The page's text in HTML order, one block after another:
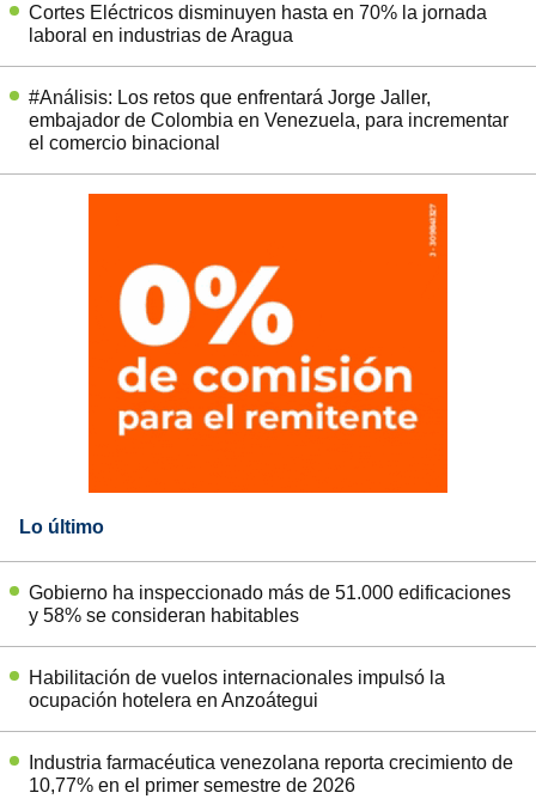
Cortes Eléctricos disminuyen hasta en 70% la jornada
laboral en industrias de Aragua
#Análisis: Los retos que enfrentará Jorge Jaller,
embajador de Colombia en Venezuela, para incrementar
el comercio binacional
Lo último
Gobierno ha inspeccionado más de 51.000 edificaciones
y 58% se consideran habitables
Habilitación de vuelos internacionales impulsó la
ocupación hotelera en Anzoátegui
Industria farmacéutica venezolana reporta crecimiento de
10,77% en el primer semestre de 2026